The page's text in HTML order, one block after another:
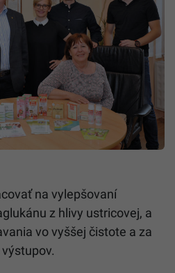
na vylepšovaní
z hlivy ustricovej, a
vo vyššej čistote a za